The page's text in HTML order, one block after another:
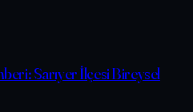
Sarıyer İlçesi Bireysel